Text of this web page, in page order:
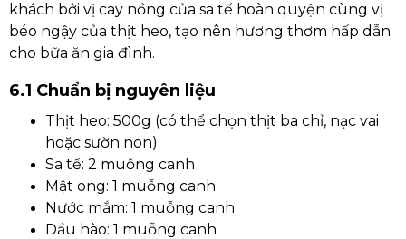
khách bởi vị cay nồng của sa tế hoàn quyện cùng vị
béo ngậy của thịt heo, tạo nên hương thơm hấp dẫn
cho bữa ăn gia đình.
6.1 Chuẩn bị nguyên liệu
Thịt heo: 500g (có thể chọn thịt ba chỉ, nạc vai
hoặc sườn non)
Sa tế: 2 muỗng canh
Mật ong: 1 muỗng canh
Nước mắm: 1 muỗng canh
Dầu hào: 1 muỗng canh